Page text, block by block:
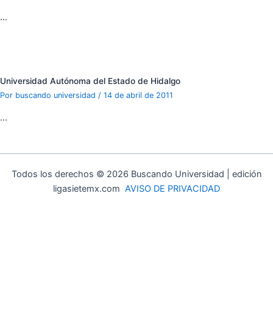
…
Universidad Autónoma del Estado de Hidalgo
Por buscando universidad / 14 de abril de 2011
…
Todos los derechos © 2026 Buscando Universidad | edición
ligasietemx.com AVISO DE PRIVACIDAD